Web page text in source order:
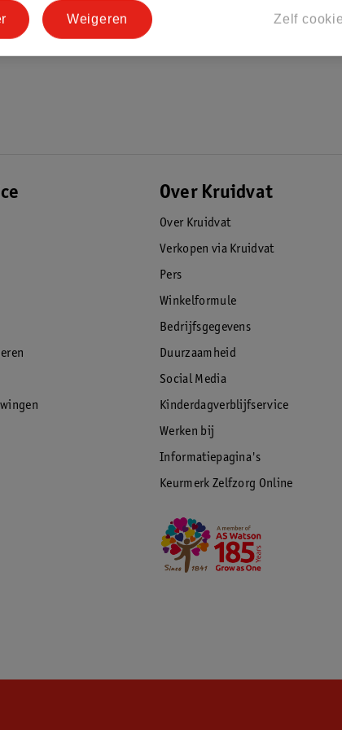
Over Kruidvat
Over Kruidvat
Verkopen via Kruidvat
Pers
Winkelformule
Bedrijfsgegevens
Duurzaamheid
Social Media
Kinderdagverblijfservice
Werken bij
Informatiepagina's
Keurmerk Zelfzorg Online
Zelf
Weigeren